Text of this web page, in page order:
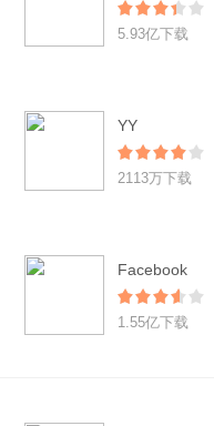
5.93亿下载
YY
2113万下载
Facebook
1.55亿下载